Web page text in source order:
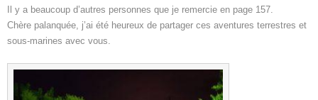
Il y a beaucoup d’autres personnes que je remercie en page 157.
Chère palanquée, j’ai été heureux de partager ces aventures terrestres et
sous-marines avec vous.